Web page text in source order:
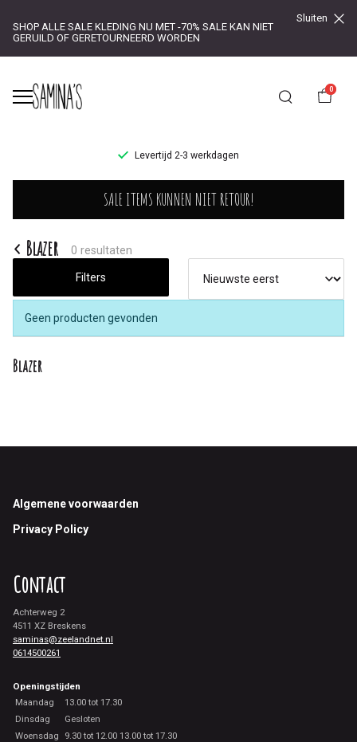
SHOP ALLE SALE KLEDING NU MET -70% SALE KAN NIET
GERUILD OF GERETOURNEERD WORDEN
Sluiten
0
Levertijd 2-3 werkdagen
Blazer
Saminas
SALE ITEMS KUNNEN NIET RETOUR!
Blazer 0 resultaten
Filters
Geen producten gevonden
Blazer
Footer
Algemene voorwaarden
Privacy Policy
Contact
Achterweg 2
4511 XZ Breskens
saminas@zeelandnet.nl
0614500261
Openingstijden
Maandag
13.00 tot 17.30
Dinsdag
Gesloten
Woensdag
9.30 tot 12.00 13.00 tot 17.30